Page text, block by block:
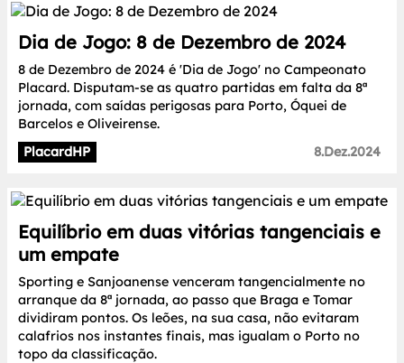
Dia de Jogo: 8 de Dezembro de 2024
8 de Dezembro de 2024 é 'Dia de Jogo' no Campeonato
Placard. Disputam-se as quatro partidas em falta da 8ª
jornada, com saídas perigosas para Porto, Óquei de
Barcelos e Oliveirense.
PlacardHP
8.Dez.2024
Equilíbrio em duas vitórias tangenciais e
um empate
Sporting e Sanjoanense venceram tangencialmente no
arranque da 8ª jornada, ao passo que Braga e Tomar
dividiram pontos. Os leões, na sua casa, não evitaram
calafrios nos instantes finais, mas igualam o Porto no
topo da classificação.